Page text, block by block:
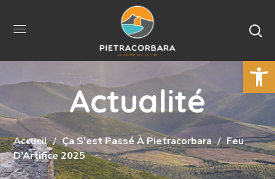
Ouvrir
Actualité
Accueil Ça S'est Passé À Pietracorbara
Feu
D’Artifice 2025